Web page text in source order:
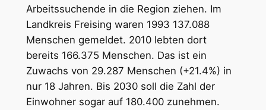
Arbeitssuchende in die Region ziehen. Im
Landkreis Freising waren 1993 137.088
Menschen gemeldet. 2010 lebten dort
bereits 166.375 Menschen. Das ist ein
Zuwachs von 29.287 Menschen (+21.4%) in
nur 18 Jahren. Bis 2030 soll die Zahl der
Einwohner sogar auf 180.400 zunehmen.